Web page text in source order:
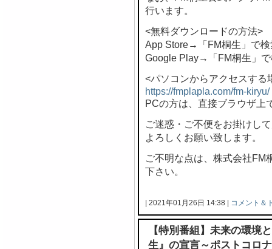
行います。
<無料ダウンロードの方法>
App Store→「FM桐生」で検
Google Play→「FM桐生」
<パソコンからアクセスする
https://fmplapla.com/fm-kiryu/
PCの方は、直接ブラウザ上
ご迷惑・ご不便をお掛けし
よろしくお願い致します。
ご不明な点は、株式会社FM
下さい。
| 2021年01月26日 14:38 | コメント＆
【特別番組】未来の環境
生』の宣言～ポストコロ